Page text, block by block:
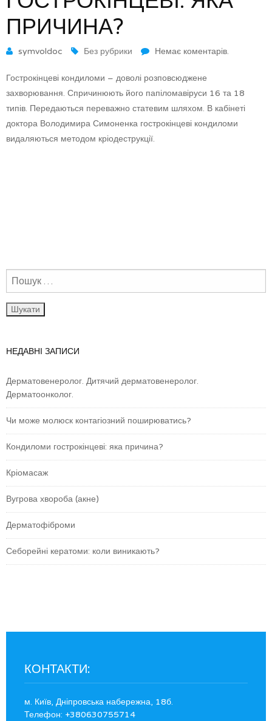
ПРИЧИНА?
symvoldoc Без рубрики Немає коментарів.
Гострокінцеві кондиломи – доволі розповсюджене
захворювання. Спричинюють його папіломавіруси 16 та 18
типів. Передаються переважно статевим шляхом. В кабінеті
доктора Володимира Симоненка гострокінцеві кондиломи
видаляються методом кріодеструкції.
НЕДАВНІ ЗАПИСИ
Дерматовенеролог. Дитячий дерматовенеролог.
Дерматоонколог.
Чи може молюск контагіозний поширюватись?
Кондиломи гострокінцеві: яка причина?
Кріомасаж
Вугрова хвороба (акне)
Дерматофіброми
Себорейні кератоми: коли виникають?
КОНТАКТИ:
м. Київ, Дніпровська набережна, 18б.
Телефон: +380630755714